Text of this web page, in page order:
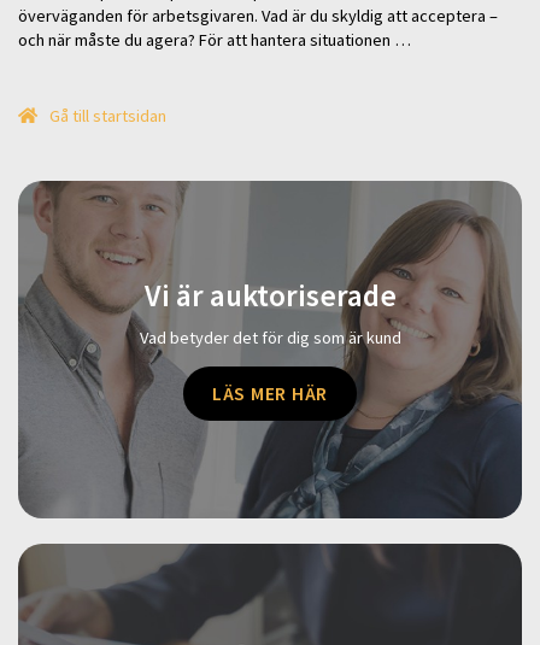
överväganden för arbetsgivaren. Vad är du skyldig att acceptera –
och när måste du agera? För att hantera situationen …
Gå till startsidan
Vi är auktoriserade
Vad betyder det för dig som är kund
LÄS MER HÄR